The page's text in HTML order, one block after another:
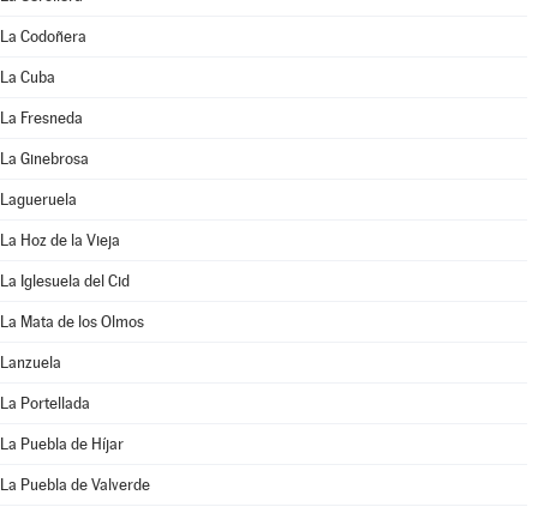
La Codoñera
La Cuba
La Fresneda
La Ginebrosa
Lagueruela
La Hoz de la Vieja
La Iglesuela del Cid
La Mata de los Olmos
Lanzuela
La Portellada
La Puebla de Híjar
La Puebla de Valverde